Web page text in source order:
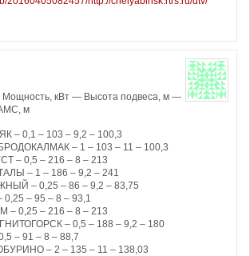
Мощность, кВт — Высота подвеса, м —
м
– 0,1 – 103 – 9,2 – 100,3
– 1 – 103 – 11 – 100,3
– 0,5 – 216 – 8 – 213
– 1 – 186 – 9,2 – 241
– 0,25 – 86 – 9,2 – 83,75
– 95 – 8 – 93,1
0,25 – 216 – 8 – 213
– 0,5 – 188 – 9,2 – 180
– 91 – 8 – 88,7
– 2 – 135 – 11 – 138,03